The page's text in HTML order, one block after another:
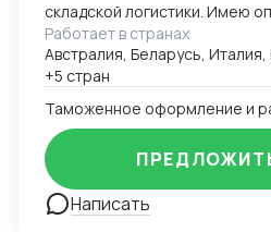
складской логистики. Имею
парфюмерно-косметической
года. Работаю в программе
На протяжении всей своей
получением
документооборотом в
транспортной логистики,
иностранными поставщиками
Занимаюсь оптимизацией
Работает в странах
Австралия, Беларусь, Италия,
+5 стран
Написать